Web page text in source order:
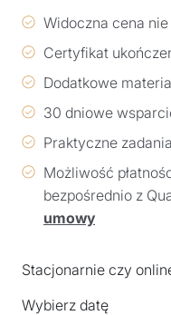
cena
3400,00 PLN.
cena
2599,00 PLN.
Widoczna cena
Certyfikat
Dodatkowe
30 dniowe
Praktyczne zadania
Możliwość
bezpośrednio z
umowy
Stacjonarnie czy
Wybierz datę